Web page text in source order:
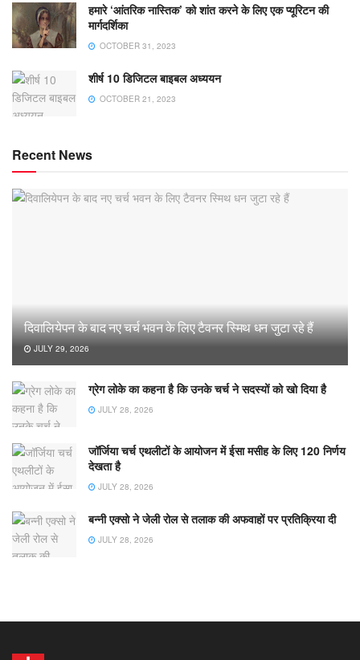
हमारे ‘आंतरिक नास्तिक’ को शांत करने के लिए एक प्यूरिटन की
मार्गदर्शिका
OCTOBER 31, 2023
शीर्ष 10 डिजिटल बाइबल अध्ययन
OCTOBER 21, 2023
Recent News
दिवालियेपन के बाद नए चर्च भवन के लिए टैवनर स्मिथ धन जुटा रहे हैं
JULY 29, 2026
ग्रेग लोके का कहना है कि उनके चर्च ने सदस्यों को खो दिया है
JULY 28, 2026
जॉर्जिया चर्च एथलीटों के आयोजन में ईसा मसीह के लिए 120 निर्णय
देखता है
JULY 28, 2026
बन्नी एक्सो ने जेली रोल से तलाक की अफवाहों पर प्रतिक्रिया दी
JULY 28, 2026